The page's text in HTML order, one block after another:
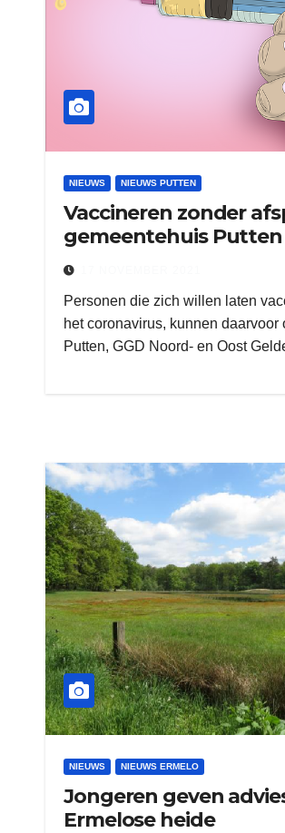
NIEUWS NIEUWS PUTTEN
Vaccineren zonder
gemeentehuis Putten
Personen die zich willen laten
het coronavirus, kunnen daarvoor
Putten, GGD Noord- en Oost
NIEUWS NIEUWS ERMELO
Jongeren geven
Ermelose heide